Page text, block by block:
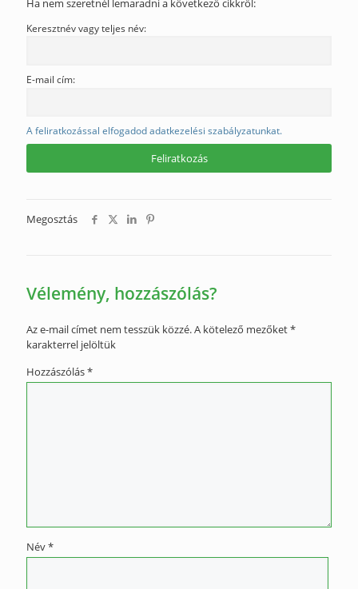
Keresztnév vagy teljes név:
E-mail cím:
A feliratkozással elfogadod adatkezelési szabályzatunkat.
Megosztás
Vélemény, hozzászólás?
Az e-mail címet nem tesszük közzé.A kötelező mezőket*
karakterrel jelöltük
Hozzászólás*
Név*